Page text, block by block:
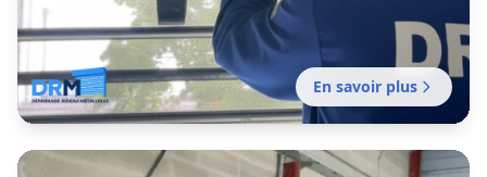
Entretien rideau métallique lille
En savoir plus